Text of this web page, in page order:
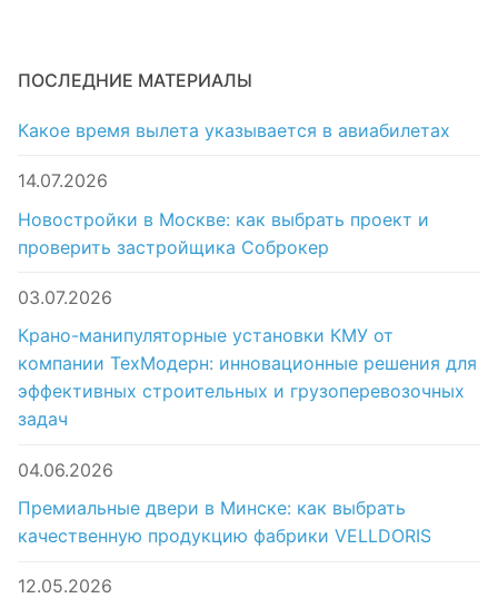
ПОСЛЕДНИЕ МАТЕРИАЛЫ
Какое время вылета указывается в авиабилетах
14.07.2026
Новостройки в Москве: как выбрать проект и
проверить застройщика Соброкер
03.07.2026
Крано-манипуляторные установки КМУ от
компании ТехМодерн: инновационные решения для
эффективных строительных и грузоперевозочных
задач
04.06.2026
Премиальные двери в Минске: как выбрать
качественную продукцию фабрики VELLDORIS
12.05.2026